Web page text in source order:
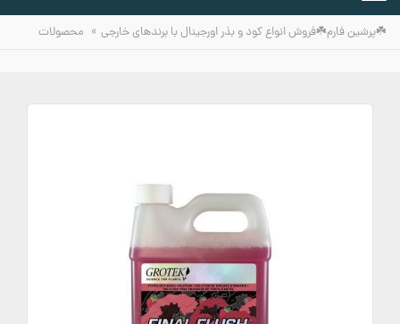
☘️پرشین فارم☘️فروش انواع کود و بذر اورجینال با برندهای خارجی » محصولات